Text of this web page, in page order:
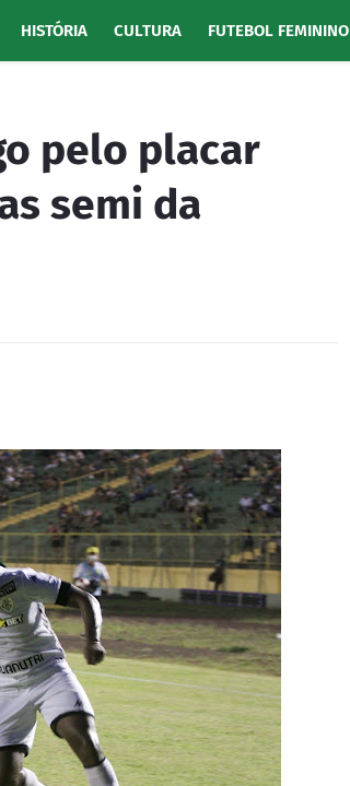
HISTÓRIA CULTURA FUTEBOL FEMININO
pelo placar
semi da